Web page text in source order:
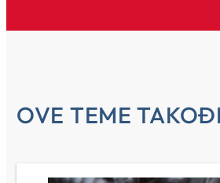
OVE TEME